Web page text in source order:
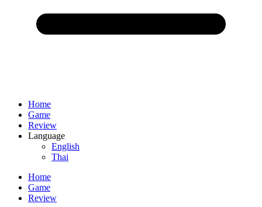
Home
Game
Review
Language
English
Thai
Home
Game
Review